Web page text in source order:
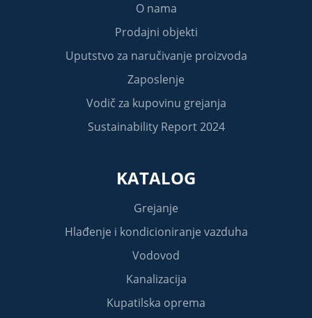
O nama
Prodajni objekti
Uputstvo za naručivanje proizvoda
Zaposlenje
Vodič za kupovinu grejanja
Sustainability Report 2024
KATALOG
Grejanje
Hlađenje i kondicioniranje vazduha
Vodovod
Kanalizacija
Kupatilska oprema